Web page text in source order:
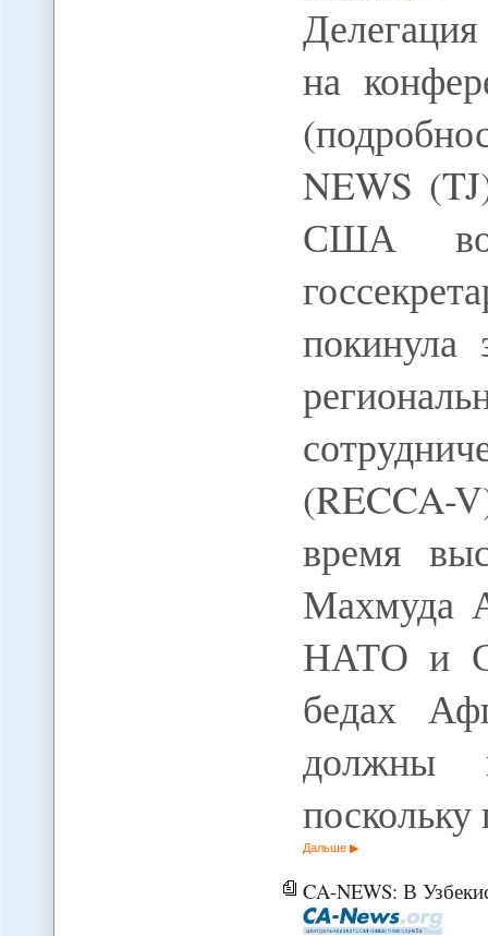
на
NEWS
США во
покинула
(RECCA-
время
Махмуда
НАТО и
бедах
должны
Дальше
CA-NEWS: В